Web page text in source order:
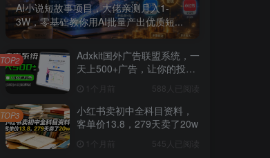
AI小说短故事项目，大佬亲测月入1-
3W，零基础教你用AI批量产出优质短...
Adxkit国外广告联盟系统，一
天上500+广告，让你的投放
1个月前 588人已阅读
TOP2
小红书卖初中全科目资料，
客单价13.8，279天卖了20w
1个月前 545人已阅读
TOP3